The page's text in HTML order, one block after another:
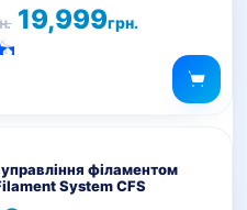
19,999грн.
філаментом
System CFS